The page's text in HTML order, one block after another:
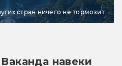
стран ничего не тормозит
навеки